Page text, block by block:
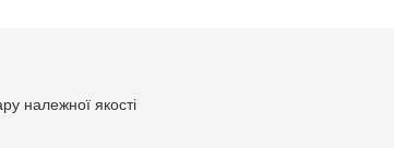
належної якості